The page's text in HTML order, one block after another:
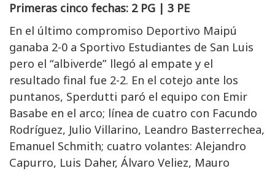
Primeras cinco fechas: 2 PG | 3 PE
En el último compromiso Deportivo Maipú
ganaba 2-0 a Sportivo Estudiantes de San Luis
pero el “albiverde” llegó al empate y el
resultado final fue 2-2. En el cotejo ante los
puntanos, Sperdutti paró el equipo con Emir
Basabe en el arco; línea de cuatro con Facundo
Rodríguez, Julio Villarino, Leandro Basterrechea,
Emanuel Schmith; cuatro volantes: Alejandro
Capurro, Luis Daher, Álvaro Veliez, Mauro